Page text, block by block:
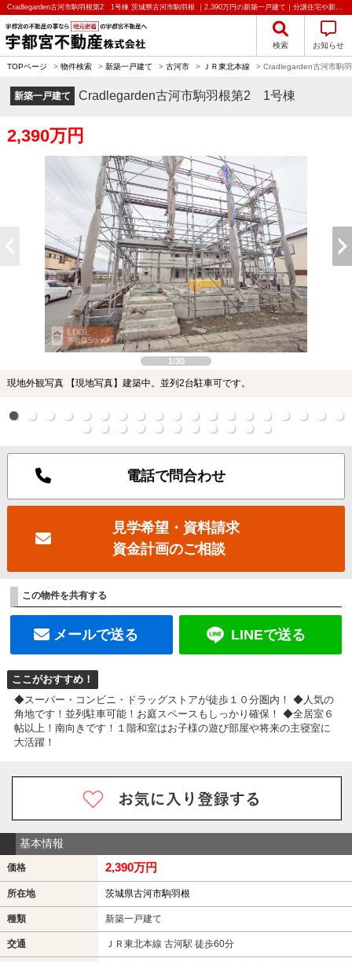
Cradlegarden古河市駒羽根第2 1号棟 茨城県古河市駒羽根 ｜2,390万円の新築一戸建て｜分譲住宅や新築物件｜宇都宮不動産株式会社
検索 お知らせ
TOPページ > 物件検索 > 新築一戸建て > 古河市 > ＪＲ東北本線 > Cradlegarden古河市駒
新築一戸建て Cradlegarden古河市駒羽根第2 1号棟
2,390万円
1/30
現地外観写真 【現地写真】建築中。並列2台駐車可です。
電話で問合わせ
見学希望・資料請求
資金計画のご相談
この物件を共有する
メールで送る LINEで送る
ここがおすすめ！
◆スーパー・コンビニ・ドラッグストアが徒歩１０分圏内！ ◆人気の
角地です！並列駐車可能！お庭スペースもしっかり確保！ ◆全居室６
帖以上！南向きです！１階和室はお子様の遊び部屋や将来の主寝室に
大活躍！
基本情報
価格 2,390万円
所在地 茨城県古河市駒羽根
種類 新築一戸建て
交通 ＪＲ東北本線 古河駅 徒歩60分